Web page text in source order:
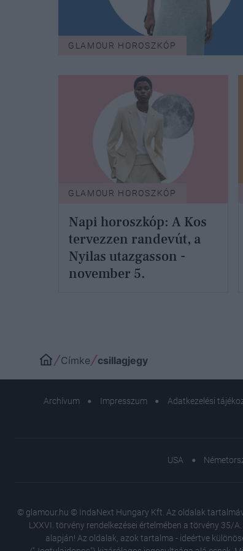
GLAMOUR HOROSZKÓP
GLAMOUR HOROSZKÓP
Napi horoszkóp: A Kos
tervezzen randevút, a
Nyilas utazgasson -
november 5.
Címke csillagjegy
Archívum Impresszum Adatkezelési
USA
© glamour.hu © IndaNext Hungary Kft. Az oldalak
LXXVI. törvény rendelkezései értelmében a törvény 35/
alapján! Az oldalak, azok tartalma - ideértve